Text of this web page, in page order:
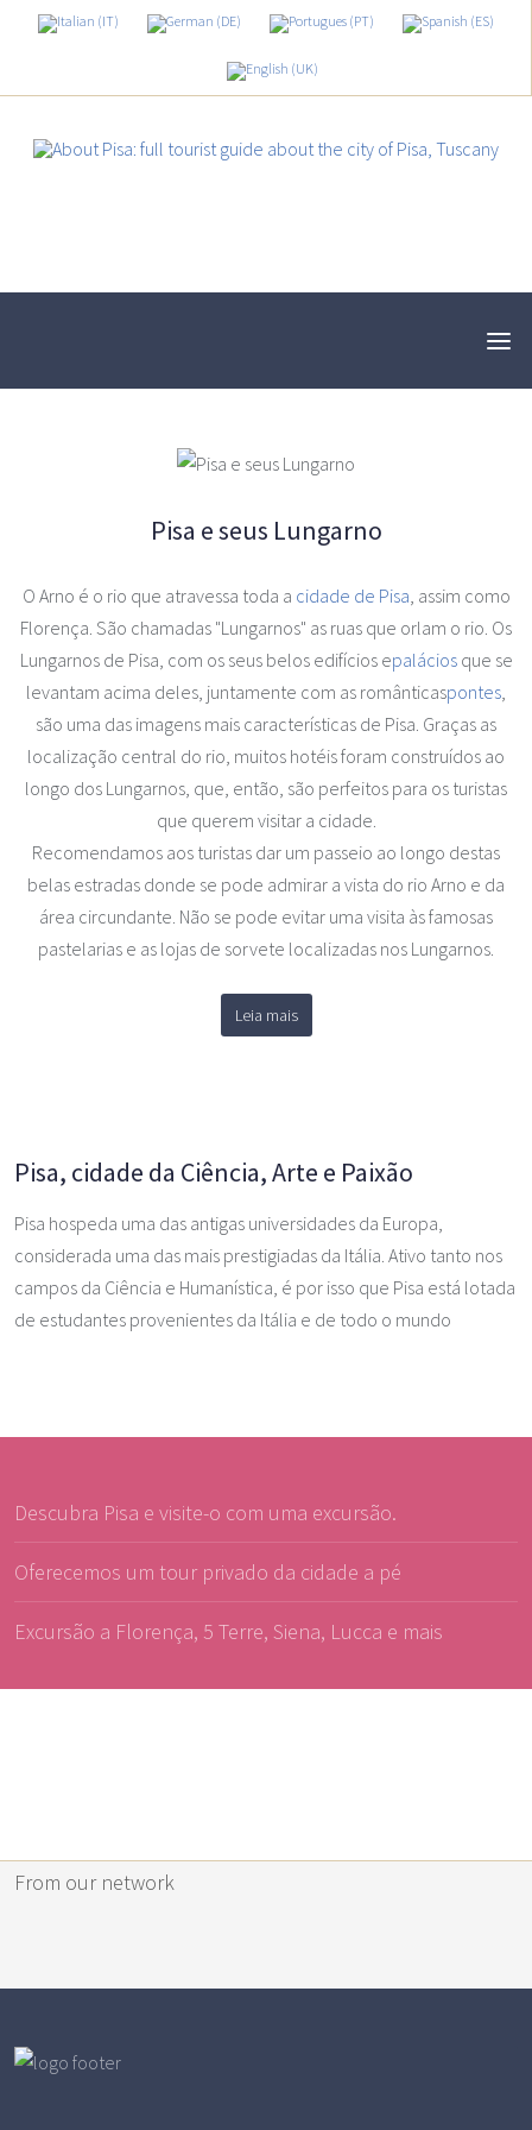
Pisa e seus Lungarno
O Arno é o rio que atravessa toda a cidade de Pisa , assim como
Florença. São chamadas "Lungarnos" as ruas que orlam o rio. Os
Lungarnos de Pisa, com os seus belos edifícios epaláciosque se
levantam acima deles, juntamente com as românticaspontes
são uma das imagens mais características de Pisa. Graças as
localização central do rio, muitos hotéis foram construídos ao
longo dos Lungarnos, que, então, são perfeitos para os turistas
que querem visitar a cidade.
Recomendamos aos turistas dar um passeio ao longo destas
belas estradas donde se pode admirar a vista do rio Arno e da
área circundante. Não se pode evitar uma visita às famosas
pastelarias e as lojas de sorvete localizadas nos Lungarnos.
Leia mais
Pisa, cidade da Ciência, Arte e Paixão
Pisa hospeda uma das antigas universidades da Europa,
considerada uma das mais prestigiadas da Itália. Ativo tanto nos
campos da Ciência e Humanística, é por isso que Pisa está lotada
de estudantes provenientes da Itália e de todo o mundo
Descubra Pisa e visite-o com uma excursão.
Oferecemos um tour privado da cidade a pé
Excursão a Florença, 5 Terre, Siena, Lucca e mais
From our network